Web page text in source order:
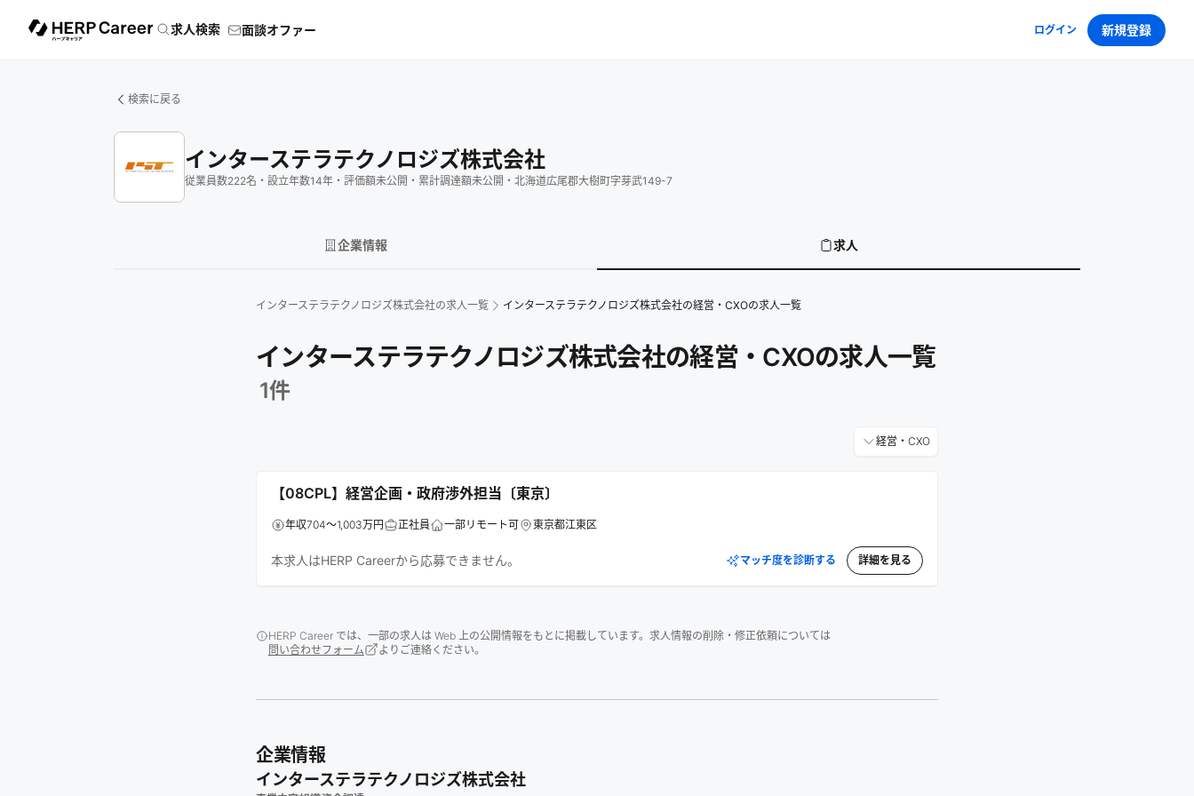
求人検索 面談オファー ログイン 新規登録
検索に戻る
インターステラテクノロジズ株式会社
従業員数222名 ・ 設立年数14年 ・ 評価額未公開 ・ 累計調達額未公開 ・ 北海道広尾郡大樹町字芽武149-7
企業情報 求人
インターステラテクノロジズ株式会社の求人一覧 インターステラテクノロジズ株式会社の経営・CXOの求人一覧
インターステラテクノロジズ株式会社の経営・CXOの求人一覧
1件
経営・CXO
【08CPL】経営企画・政府渉外担当〔東京〕
年収704～1,003万円 正社員 一部リモート可 東京都江東区
本求人はHERP Careerから応募できません。 マッチ度を診断する 詳細を見る
HERP Career では、一部の求人は Web 上の公開情報をもとに掲載しています。求人情報の削除・修正依頼については
問い合わせフォーム
よりご連絡ください。
企業情報
インターステラテクノロジズ株式会社